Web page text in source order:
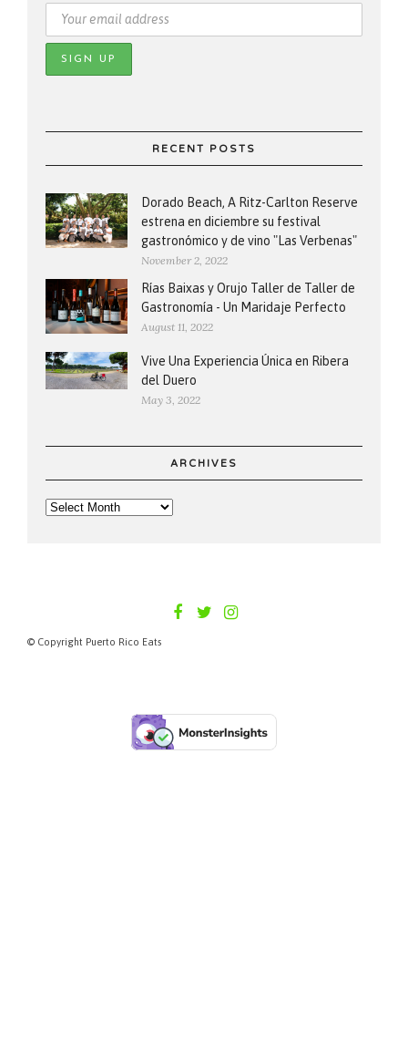
RECENT POSTS
Dorado Beach, A Ritz-Carlton Reserve
estrena en diciembre su festival
gastronómico y de vino "Las Verbenas"
November 2, 2022
Rías Baixas y Orujo Taller de Taller de
Gastronomía - Un Maridaje Perfecto
August 11, 2022
Vive Una Experiencia Única en Ribera
del Duero
May 3, 2022
ARCHIVES
PUERTORICOEATS
© Copyright Puerto Rico Eats